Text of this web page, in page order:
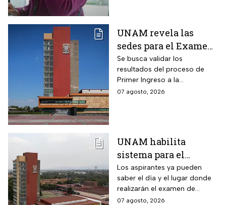
UNAM revela las
sedes para el Examen
de control 2026;
consulta dónde será
Se busca validar los
resultados del proceso de
Primer Ingreso a la
Licenciatura luego de
07 agosto, 2026
UNAM habilita
sistema para el
examen de control: así
puedes consultar
fecha, hora y sede
Los aspirantes ya pueden
saber el día y el lugar donde
realizarán el examen de
control de forma presencial
07 agosto, 2026